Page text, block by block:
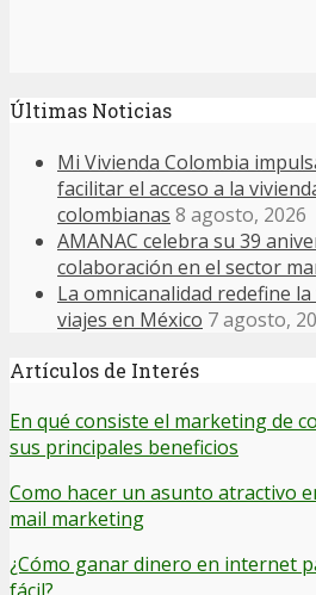
Últimas Noticias
Mi Vivienda Colombia
facilitar el acceso a la
colombianas 8 agosto, 2026
AMANAC celebra su 39
colaboración en el sector
La omnicanalidad redefine
viajes en México 7 agosto,
Artículos de Interés
En qué consiste el marketing de
sus principales beneficios
Como hacer un asunto atractivo
mail marketing
¿Cómo ganar dinero en internet